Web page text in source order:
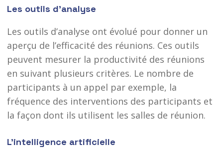
Les outils d’analyse
Les outils d’analyse ont évolué pour donner un
aperçu de l’efficacité des réunions. Ces outils
peuvent mesurer la productivité des réunions
en suivant plusieurs critères. Le nombre de
participants à un appel par exemple, la
fréquence des interventions des participants et
la façon dont ils utilisent les salles de réunion.
L’intelligence artificielle